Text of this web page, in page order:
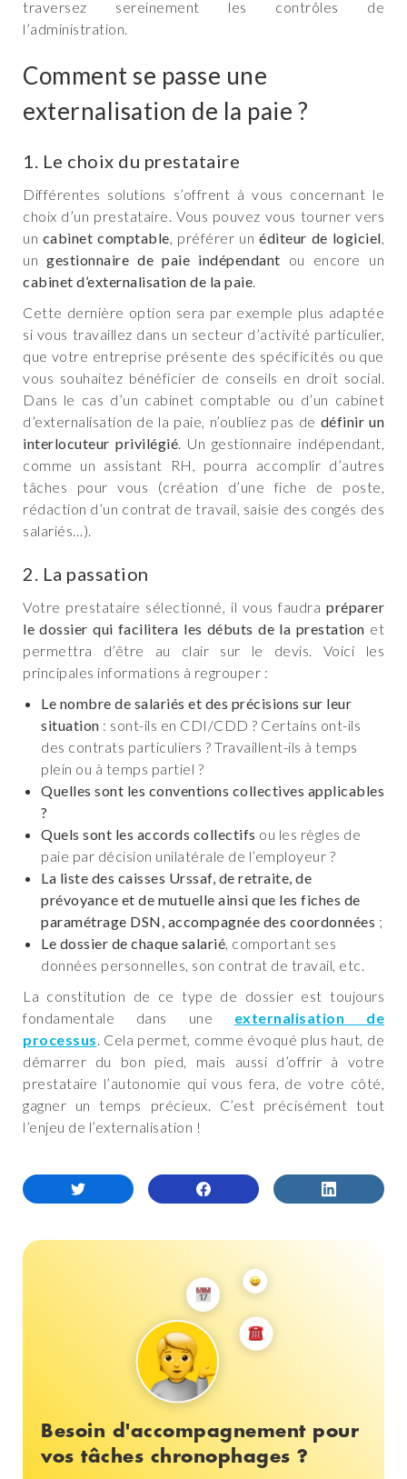
traversez sereinement les contrôles de
l’administration.
Comment se passe une
externalisation de la paie ?
1. Le choix du prestataire
Différentes solutions s’offrent à vous concernant le
choix d’un prestataire. Vous pouvez vous tourner vers
un cabinet comptable, préférer unéditeur de logiciel,
ungestionnaire de paie indépendant ou encore un
cabinet d’externalisation de la paie.
Cette dernière option sera par exemple plus adaptée
si vous travaillez dans un secteur d’activité particulier,
que votre entreprise présente des spécificités ou que
vous souhaitez bénéficier de conseils en droit social.
Dans le cas d’un cabinet comptable ou d’un cabinet
d’externalisation de la paie, n’oubliez pas de définir un
interlocuteur privilégié. Un gestionnaire indépendant,
comme un assistant RH, pourra accomplir d’autres
tâches pour vous (création d’une fiche de poste,
rédaction d’un contrat de travail, saisie des congés des
salariés…).
2. La passation
Votre prestataire sélectionné, il vous faudra préparer
le dossier qui facilitera les débuts de la prestation et
permettra d’être au clair sur le devis. Voici les
principales informations à regrouper :
Le nombre de salariés et des précisions sur leur
situation : sont-ils en CDI/CDD ? Certains ont-ils
des contrats particuliers ? Travaillent-ils à temps
plein ou à temps partiel ?
Quelles sont les conventions collectives applicables
?
Quels sont les accords collectifs ou les règles de
paie par décision unilatérale de l’employeur ?
La liste des caisses Urssaf, de retraite, de
prévoyance et de mutuelle ainsi que les fiches de
paramétrage DSN, accompagnée des coordonnées ;
Le dossier de chaque salarié, comportant ses
données personnelles, son contrat de travail, etc.
La constitution de ce type de dossier est toujours
fondamentale dans une externalisation de
processus. Cela permet, comme évoqué plus haut, de
démarrer du bon pied, mais aussi d’offrir à votre
prestataire l’autonomie qui vous fera, de votre côté,
gagner un temps précieux. C’est précisément tout
l’enjeu de l’externalisation !
Besoin d'accompagnement pour
vos tâches chronophages ?